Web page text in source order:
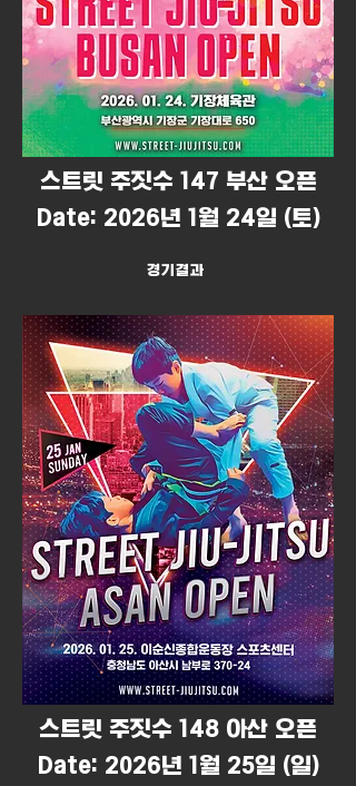
​스트릿 주짓수 147 부산 오픈
Date: 2026년 1월 24일 (토)
경기결과
​스트릿 주짓수 148 아산 오픈
Date: 2026년 1월 25일 (일)